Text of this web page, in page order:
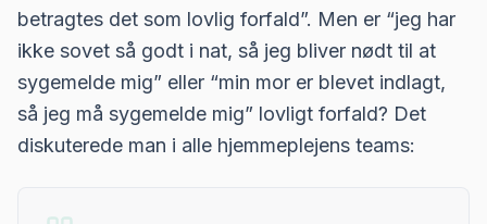
betragtes det som lovlig forfald”. Men er “jeg har
ikke sovet så godt i nat, så jeg bliver nødt til at
sygemelde mig” eller “min mor er blevet indlagt,
så jeg må sygemelde mig” lovligt forfald? Det
diskuterede man i alle hjemmeplejens teams: